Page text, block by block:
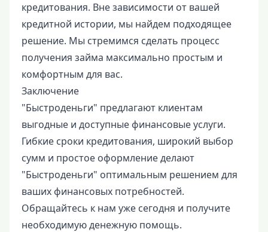
кредитования. Вне зависимости от вашей
кредитной истории, мы найдем подходящее
решение. Мы стремимся сделать процесс
получения займа максимально простым и
комфортным для вас.
Заключение
"Быстроденьги" предлагают клиентам
выгодные и доступные финансовые услуги.
Гибкие сроки кредитования, широкий выбор
сумм и простое оформление делают
"Быстроденьги" оптимальным решением для
ваших финансовых потребностей.
Обращайтесь к нам уже сегодня и получите
необходимую денежную помощь.